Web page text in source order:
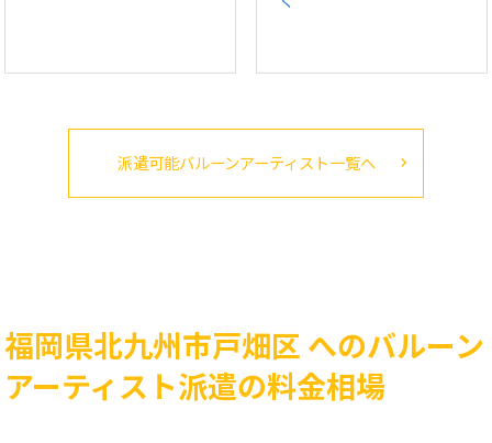
派遣可能バルーンアーティスト一覧へ
福岡県北九州市戸畑区 へのバルーン
アーティスト派遣の料金相場